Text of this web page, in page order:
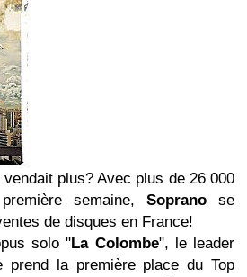
plus? Avec plus de 26 000
semaine, Sopranose
de disques en France!
solo "La Colombe", le leader
la première place du Top